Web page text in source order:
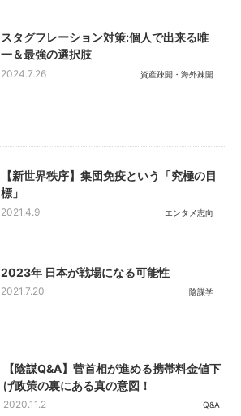
スタグフレーション対策:個人で出来る唯
一＆最強の選択肢
2024.7.26 資産疎開・海外疎開
【新世界秩序】集団免疫という「究極の目
標」
2021.4.9 エンタメ志向
2023年 日本が戦場になる可能性
2021.7.20 陰謀学
【陰謀Q&A】菅首相が進める携帯料金値下
げ政策の裏にある真の意図！
2020.11.2 Q&A